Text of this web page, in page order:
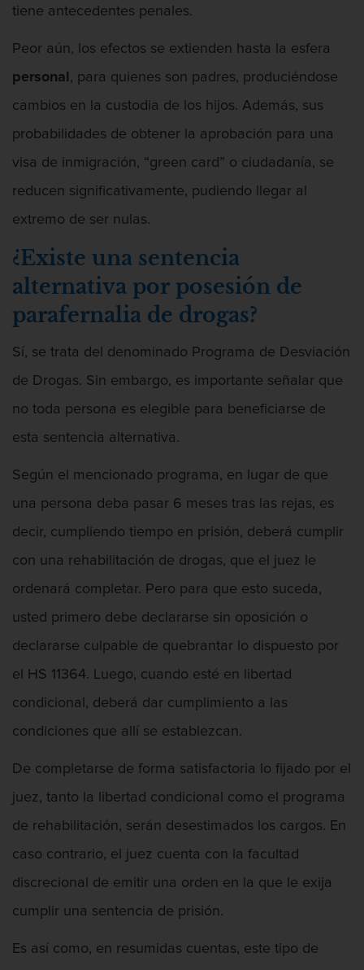
tiene antecedentes penales.
Peor aún, los efectos se extienden hasta la esfera
personal , para quienes son padres, produciéndose
cambios en la custodia de los hijos. Además, sus
probabilidades de obtener la aprobación para una
visa de inmigración, “green card” o ciudadanía, se
reducen significativamente, pudiendo llegar al
extremo de ser nulas.
¿Existe una sentencia
alternativa por posesión de
parafernalia de drogas?
Sí, se trata del denominado Programa de Desviación
de Drogas. Sin embargo, es importante señalar que
no toda persona es elegible para beneficiarse de
esta sentencia alternativa.
Según el mencionado programa, en lugar de que
una persona deba pasar 6 meses tras las rejas, es
decir, cumpliendo tiempo en prisión, deberá cumplir
con una rehabilitación de drogas, que el juez le
ordenará completar. Pero para que esto suceda,
usted primero debe declararse sin oposición o
declararse culpable de quebrantar lo dispuesto por
el HS 11364. Luego, cuando esté en libertad
condicional, deberá dar cumplimiento a las
condiciones que allí se establezcan.
De completarse de forma satisfactoria lo fijado por el
juez, tanto la libertad condicional como el programa
de rehabilitación, serán desestimados los cargos. En
caso contrario, el juez cuenta con la facultad
discrecional de emitir una orden en la que le exija
cumplir una sentencia de prisión.
Es así como, en resumidas cuentas, este tipo de